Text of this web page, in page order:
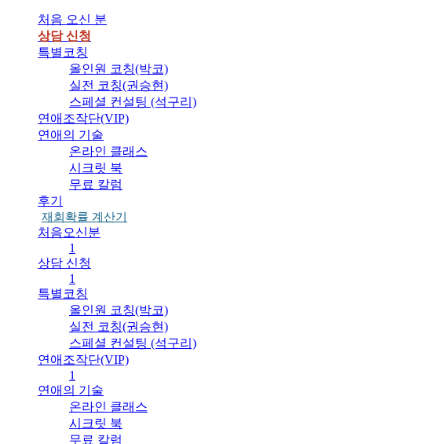
처음 오신 분
상담 신청
특별코칭
올인원 코칭(박코)
실전 코칭(권승현)
스페셜 컨설팅 (석구리)
연애조작단(VIP)
연애의 기술
온라인 클래스
시크릿 북
무료 칼럼
후기
재회확률 계산기
처음오신분
1
상담 신청
1
특별코칭
올인원 코칭(박코)
실전 코칭(권승현)
스페셜 컨설팅 (석구리)
연애조작단(VIP)
1
연애의 기술
온라인 클래스
시크릿 북
무료 칼럼